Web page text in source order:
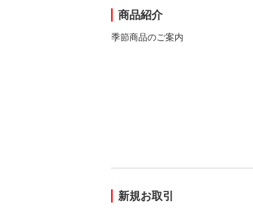
商品紹介
季節商品のご案内
新規お取引